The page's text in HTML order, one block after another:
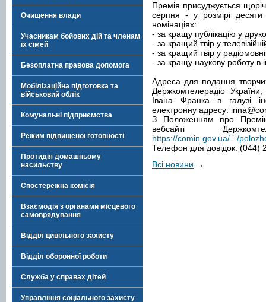
Очищення влади
Учасникам бойових дій та членам
їх сімей
Безоплатна правова допомога
Мобілізаційна підготовка та
військовий облік
Комунальні підприємства
Режим підвищеної готовності
Протидія домашньому
насильству
Спостережна комісія
Взаємодія з органами місцевого
самоврядування
Відділ цивільного захисту
Відділ оборонної роботи
Служба у справах дітей
Управління соціального захисту
Премія присуджується
серпня - у розмірі
номінаціях:
- за кращу публікацію у
- за кращий твір у
- за кращий твір у
- за кращу наукову роботу в
Адреса для подання
Держкомтелерадіо
Івана Франка в галузі
електронну адресу:
З Положенням про
вебсайті
https://comin.gov.ua/.../
Телефон для довідок: (044)
Всі новини →